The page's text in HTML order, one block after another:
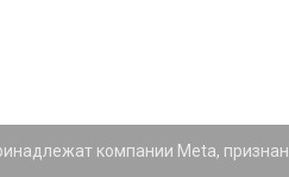
компании Meta,